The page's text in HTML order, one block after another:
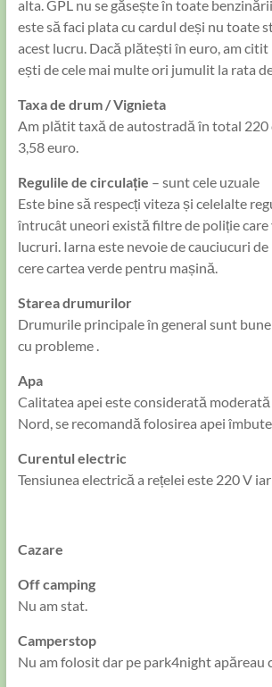
alta. GPL nu se găsește în toate
este să faci plata cu cardul deși nu toate
acest lucru. Dacă plătești în euro, am
ești de cele mai multe ori jumulit la rata
Taxa de drum / Vignieta
Am plătit taxă de autostradă în total 220
3,58 euro.
Regulile de circulație – sunt cele uzuale
Este bine să respecți viteza și celelalte
întrucât uneori există filtre de poliție care
lucruri. Iarna este nevoie de cauciucuri de
cere cartea verde pentru mașină.
Starea drumurilor
Drumurile principale în general sunt
cu probleme .
Apa
Calitatea apei este considerată
Nord, se recomandă folosirea apei
Curentul electric
Tensiunea electrică a rețelei este 220 V
Cazare
Off camping
Nu am stat.
Camperstop
Nu am folosit dar pe park4night apăreau